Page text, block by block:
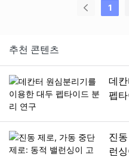
1
추천 콘텐츠
데
펩
진
런